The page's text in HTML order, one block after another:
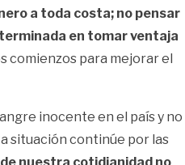
a toda costa; no pensar
en tomar ventaja
comienzos para mejorar el
inocente en el país y no
situación continúe por las